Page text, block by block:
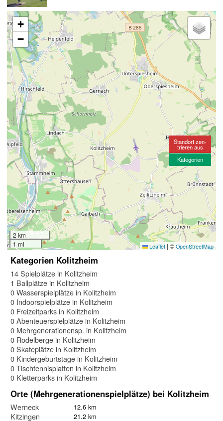
+
−
2 km
1 mi
Leaflet | © OpenStreetMap
Standort zen-
trieren aus
Kategorien
Kategorien Kolitzheim
14 Spielplätze in Kolitzheim
1 Ballplätze in Kolitzheim
0 Wasserspielplätze in Kolitzheim
0 Indoorspielplätze in Kolitzheim
0 Freizeitparks in Kolitzheim
0 Abenteuerspielplätze in Kolitzheim
0 Mehrgenerationensp. in Kolitzheim
0 Rodelberge in Kolitzheim
0 Skateplätze in Kolitzheim
0 Kindergeburtstage in Kolitzheim
0 Tischtennisplatten in Kolitzheim
0 Kletterparks in Kolitzheim
Orte (Mehrgenerationenspielplätze) bei Kolitzheim
Werneck 12.6 km
Kitzingen 21.2 km